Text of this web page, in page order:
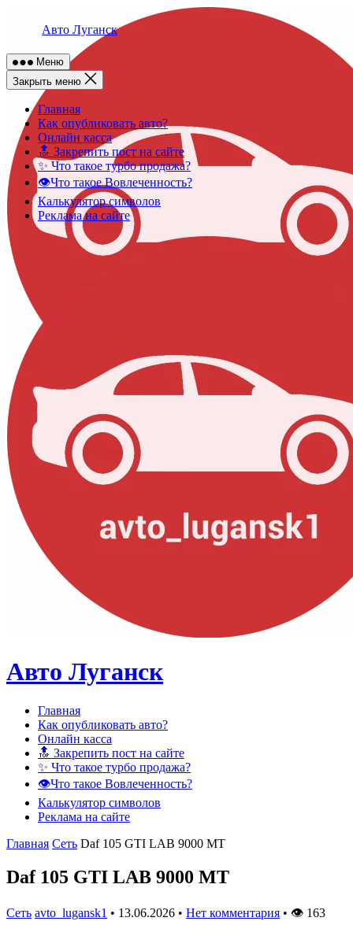
Авто Луганск
Меню
Закрыть меню
Главная
Как опубликовать авто?
Онлайн касса
🔝 Закрепить пост на сайте
✨ Что такое турбо продажа?
👁️Что такое Вовлеченность?
Калькулятор символов
Реклама на сайте
Авто Луганск
Главная
Как опубликовать авто?
Онлайн касса
🔝 Закрепить пост на сайте
✨ Что такое турбо продажа?
👁️Что такое Вовлеченность?
Калькулятор символов
Реклама на сайте
Главная Сеть Daf 105 GTI LAB 9000 MT
Daf 105 GTI LAB 9000 MT
Сеть avto_lugansk1 • 13.06.2026 • Нет комментария • 👁 163